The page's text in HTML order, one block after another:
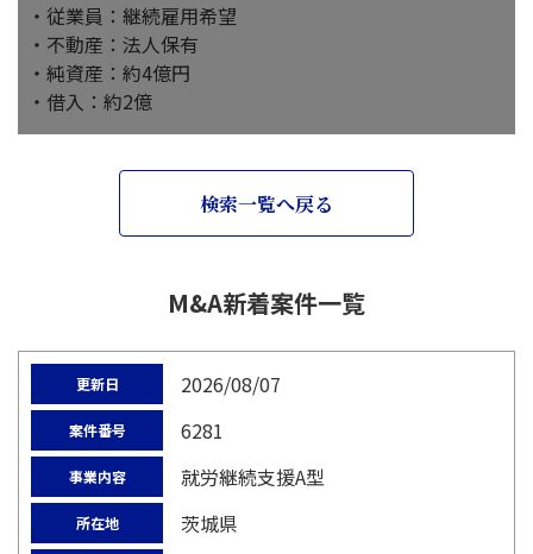
・従業員：継続雇用希望
・不動産：法人保有
・純資産：約4億円
・借入：約2億
検索一覧へ戻る
M&A新着案件一覧
更新日 2026/08/07
案件番号 6281
事業内容 就労継続支援A型
所在地 茨城県